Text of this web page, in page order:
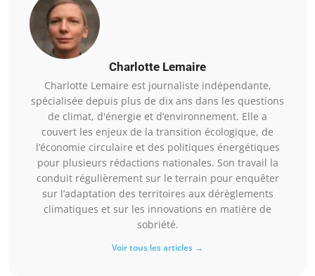
Charlotte Lemaire
Charlotte Lemaire est journaliste indépendante,
spécialisée depuis plus de dix ans dans les questions
de climat, d'énergie et d’environnement. Elle a
couvert les enjeux de la transition écologique, de
l’économie circulaire et des politiques énergétiques
pour plusieurs rédactions nationales. Son travail la
conduit régulièrement sur le terrain pour enquêter
sur l’adaptation des territoires aux dérèglements
climatiques et sur les innovations en matière de
sobriété.
Voir tous les articles →